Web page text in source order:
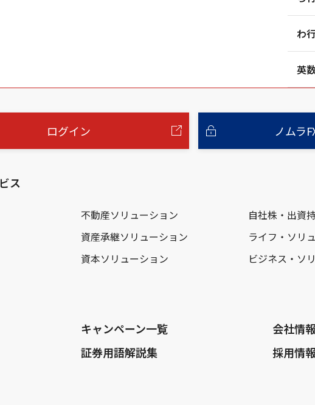
わ
英
ログイン ノムラ
ス
不動産ソリューション
自社株・出資
資産承継ソリューション
ライフ・ソリ
資本ソリューション
ビジネス・ソ
キャンペーン一覧
証券用語解説集
会社情報
採用情報